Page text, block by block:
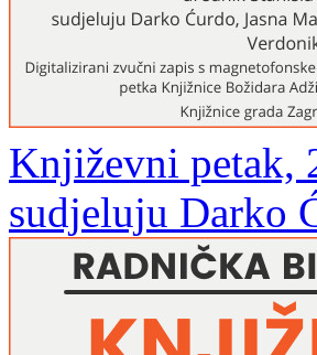
Književni petak,
sudjeluju Darko